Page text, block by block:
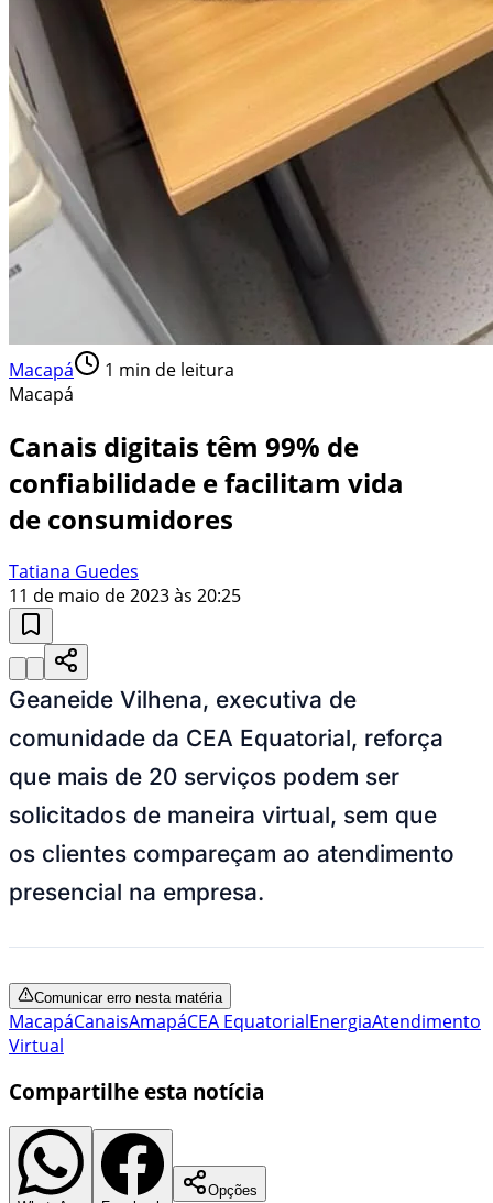
Macapá 1 min de leitura
Macapá
Canais digitais têm 99% de
confiabilidade e facilitam vida
de consumidores
Tatiana Guedes
11 de maio de 2023 às 20:25
Geaneide Vilhena, executiva de
comunidade da CEA Equatorial, reforça
que mais de 20 serviços podem ser
solicitados de maneira virtual, sem que
os clientes compareçam ao atendimento
presencial na empresa.
Comunicar erro nesta matéria
MacapáCanaisAmapáCEA EquatorialEnergiaAtendimento
Virtual
Compartilhe esta notícia
Opções